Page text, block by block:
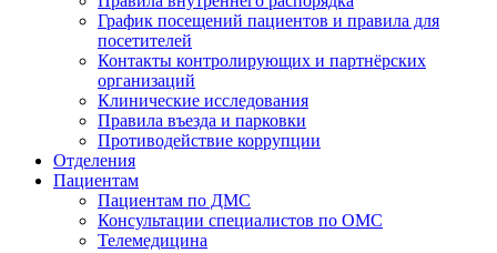
График посещений пациентов и правила для
посетителей
Контакты контролирующих и партнёрских
организаций
Клинические исследования
Правила въезда и парковки
Противодействие коррупции
Отделения
Пациентам
Пациентам по ДМС
Консультации специалистов по ОМС
Телемедицина